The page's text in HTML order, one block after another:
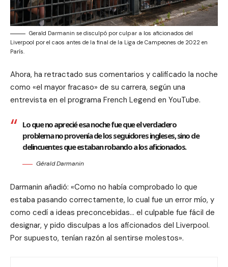
Gerald Darmanin se disculpó por culpar a los aficionados del
Liverpool por el caos antes de la final de la Liga de Campeones de 2022 en
París.
Ahora, ha retractado sus comentarios y calificado la noche
como «el mayor fracaso» de su carrera, según una
entrevista en el programa French Legend en YouTube.
Lo que no aprecié esa noche fue que el verdadero
problema no provenía de los seguidores ingleses, sino de
delincuentes que estaban robando a los aficionados.
Gérald Darmanin
Darmanin añadió: «Como no había comprobado lo que
estaba pasando correctamente, lo cual fue un error mío, y
como cedí a ideas preconcebidas… el culpable fue fácil de
designar, y pido disculpas a los aficionados del Liverpool.
Por supuesto, tenían razón al sentirse molestos».